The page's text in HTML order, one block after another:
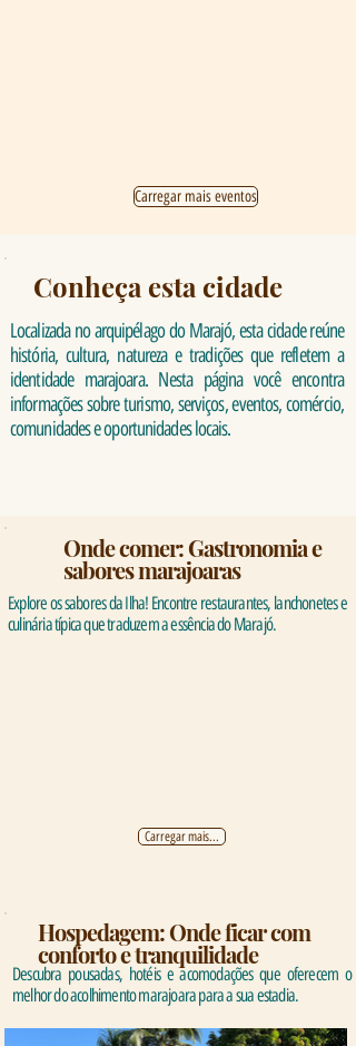
Carregar mais eventos
Conheça esta cidade
Localizada no arquipélago do Marajó, esta cidade reúne
história, cultura, natureza e tradições que refletem a
identidade marajoara. Nesta página você encontra
informações sobre turismo, serviços, eventos, comércio,
comunidades e oportunidades locais.
Onde comer: Gastronomia e
sabores marajoaras
Explore os sabores da Ilha! Encontre restaurantes, lanchonetes e
culinária típica que traduzem a essência do Marajó.
Carregar mais...
Hospedagem: Onde ficar com
conforto e tranquilidade
Descubra pousadas, hotéis e acomodações que oferecem o
melhor do acolhimento marajoara para a sua estadia.